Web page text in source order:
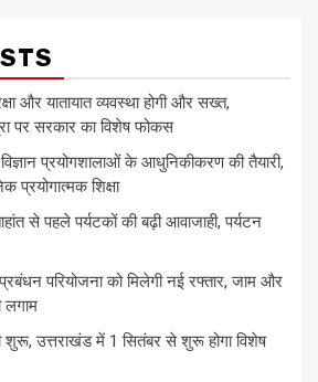
और यातायात व्यवस्था होगी और सख्त,
पर सरकार का विशेष फोकस
प्रयोगशालाओं के आधुनिकीकरण की तैयारी,
प्रयोगात्मक शिक्षा
से पहले पर्यटकों की बढ़ी आवाजाही, पर्यटन
परियोजना को मिलेगी नई रफ्तार, जाम और
शुरू, उत्तराखंड में 1 सितंबर से शुरू होगा विशेष